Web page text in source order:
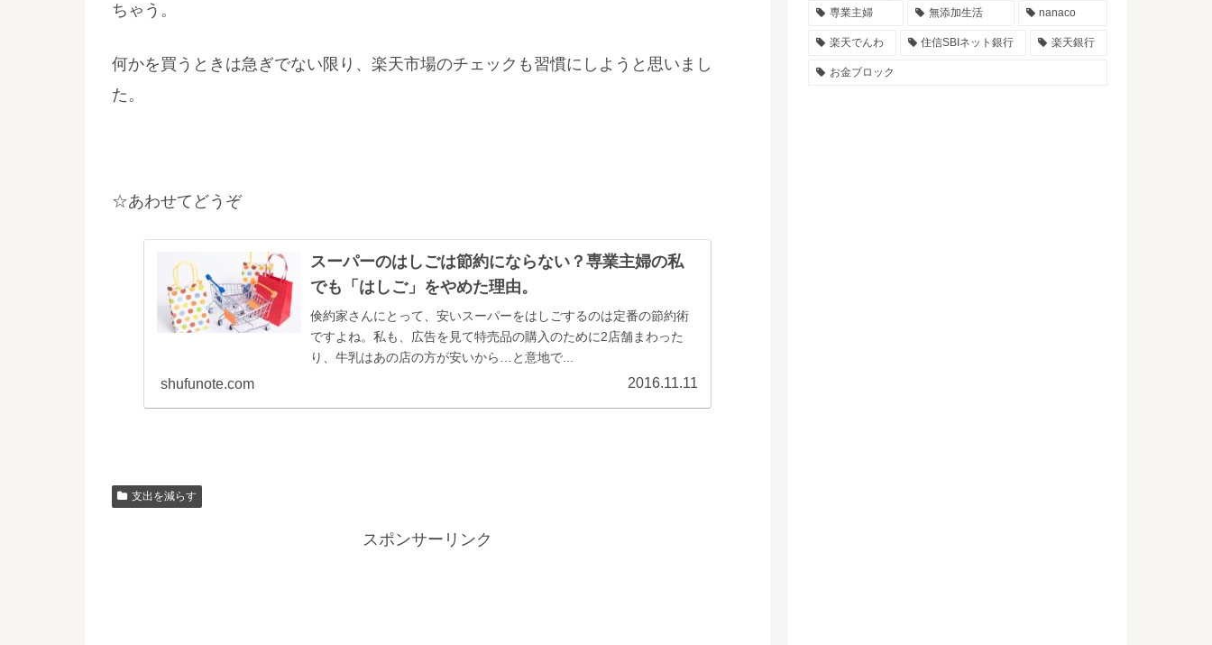
ちゃう。
何かを買うときは急ぎでない限り、楽天市場のチェックも習慣にしようと思いまし
た。
☆あわせてどうぞ
スーパーのはしごは節約にならない？専業主婦の私
でも「はしご」をやめた理由。
倹約家さんにとって、安いスーパーをはしごするのは定番の節約術
ですよね。私も、広告を見て特売品の購入のために2店舗まわった
り、牛乳はあの店の方が安いから…と意地で...
shufunote.com 2016.11.11
支出を減らす
スポンサーリンク
専業主婦 無添加生活 nanaco
楽天でんわ 住信SBIネット銀行 楽天銀行
お金ブロック